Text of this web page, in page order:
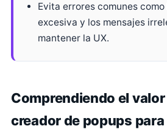
Evita errores comunes
excesiva y los mensajes
mantener la UX.
Comprendiendo el
creador de popups